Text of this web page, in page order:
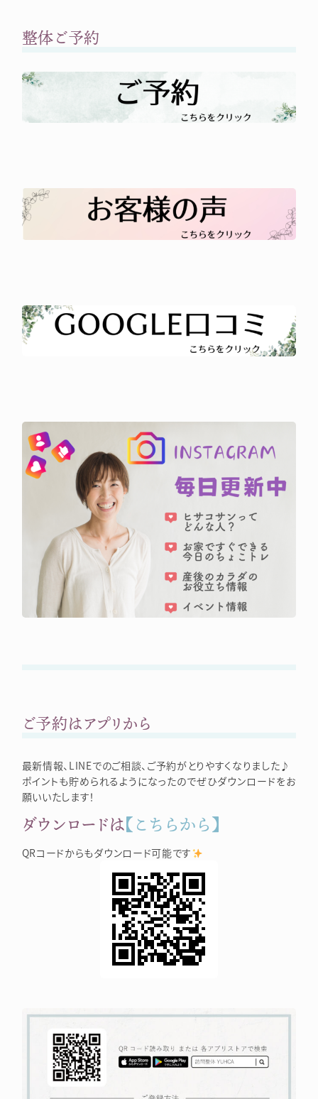
整体ご予約
ご予約はアプリから
最新情報、LINEでのご相談、ご予約がとりやすくなりました♪
ポイントも貯められるようになったのでぜひダウンロードをお
願いいたします！
ダウンロードは【こちらから】
QRコードからもダウンロード可能です